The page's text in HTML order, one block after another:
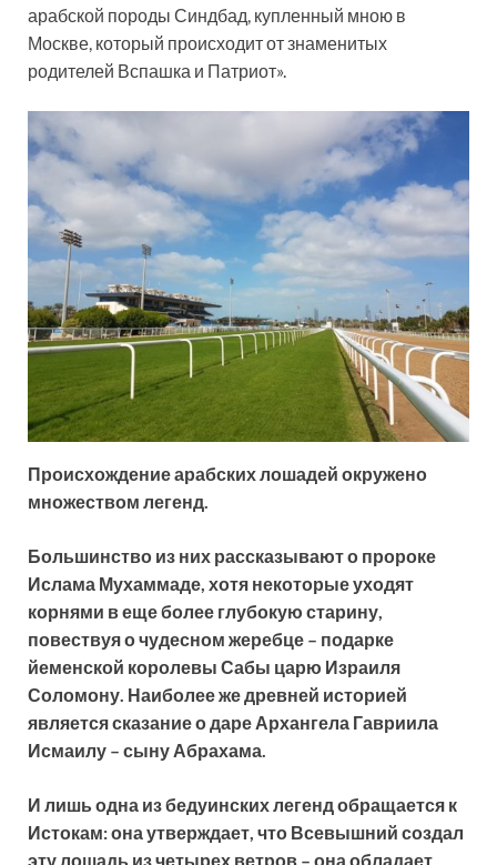
арабской породы Синдбад, купленный мною в
Москве, который происходит от знаменитых
родителей Вспашка и Патриот».
Происхождение арабских лошадей окружено
множеством легенд.
Большинство из них рассказывают о пророке
Ислама Мухаммаде, хотя некоторые уходят
корнями в еще более глубокую старину,
повествуя о чудесном жеребце – подарке
йеменской королевы Сабы царю Израиля
Соломону. Наиболее же древней историей
является сказание о даре Архангела Гавриила
Исмаилу – сыну Абрахама.
И лишь одна из бедуинских легенд обращается к
Истокам: она утверждает, что Всевышний создал
эту лошадь из четырех ветров – она обладает